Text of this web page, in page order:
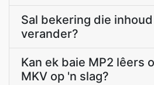
Sal bekering die
verander?
Kan ek baie MP2 lêers
MKV op 'n slag?